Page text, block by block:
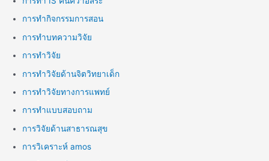
การทำกิจกรรมการสอน
การทำบทความวิจัย
การทำวิจัย
การทำวิจัยด้านจิตวิทยาเด็ก
การทำวิจัยทางการแพทย์
การทำแบบสอบถาม
การวิจัยด้านสาธารณสุข
การวิเคราะห์ amos